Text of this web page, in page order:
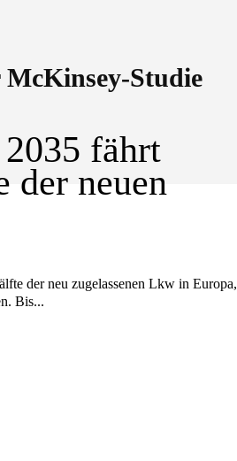
McKinsey-Studie
fährt
der neuen
der neu zugelassenen Lkw in Europa,
Bis...